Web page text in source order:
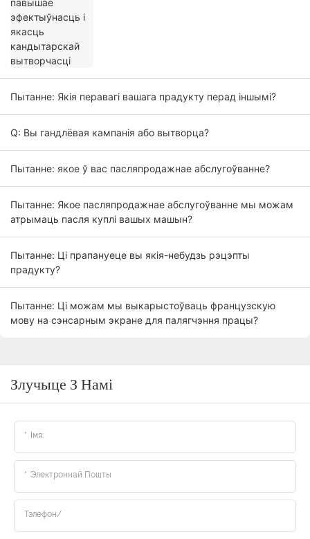
Пытанне: Якія перавагі вашага прадукту перад іншымі?
Q: Вы гандлёвая кампанія або вытворца?
Пытанне: якое ў вас пасляпродажнае абслугоўванне?
Пытанне: Якое пасляпродажнае абслугоўванне мы можам
атрымаць пасля куплі вашых машын?
Пытанне: Ці прапануеце вы якія-небудзь рэцэпты
прадукту?
Пытанне: Ці можам мы выкарыстоўваць французскую
мову на сэнсарным экране для палягчэння працы?
Злучыце З Намі
Імя:
Электроннай Пошты
Тэлефон/